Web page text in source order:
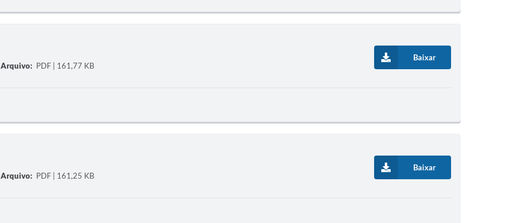
Arquivo: PDF | 161,77 KB
Baixar
Arquivo: PDF | 161,25 KB
Baixar